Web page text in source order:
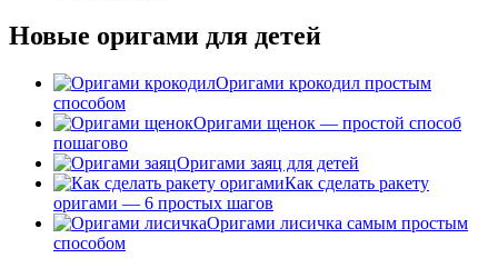
Новые оригами для детей
Оригами крокодил простым
способом
Оригами щенок — простой способ
пошагово
Оригами заяц для детей
Как сделать ракету
оригами — 6 простых шагов
Оригами лисичка самым простым
способом